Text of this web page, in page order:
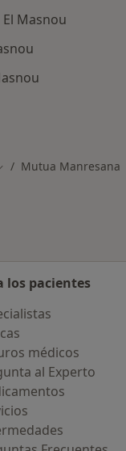
Masnou
de ciudad
Mutua Manresana
los pacientes
médicos
al Experto